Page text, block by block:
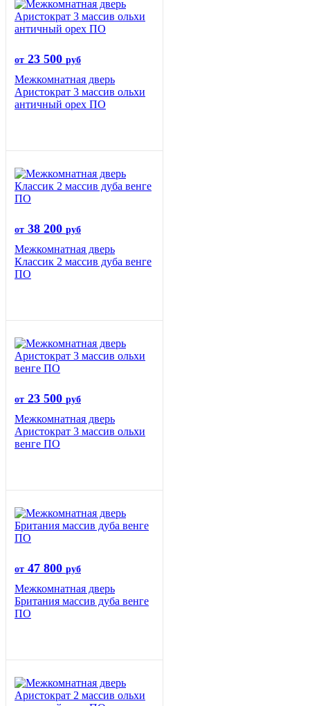
от 23 500 руб
Межкомнатная дверь
Аристократ 3 массив ольхи
античный орех ПО
от 38 200 руб
Межкомнатная дверь
Классик 2 массив дуба венге
ПО
от 23 500 руб
Межкомнатная дверь
Аристократ 3 массив ольхи
венге ПО
от 47 800 руб
Межкомнатная дверь
Британия массив дуба венге
ПО